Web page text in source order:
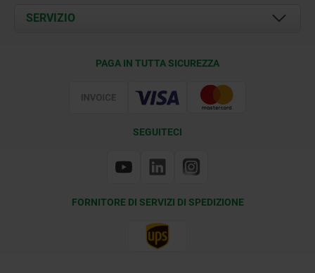
Contatti
Documents
SERVIZIO
PAGA IN TUTTA SICUREZZA
SEGUITECI
FORNITORE DI SERVIZI DI SPEDIZIONE